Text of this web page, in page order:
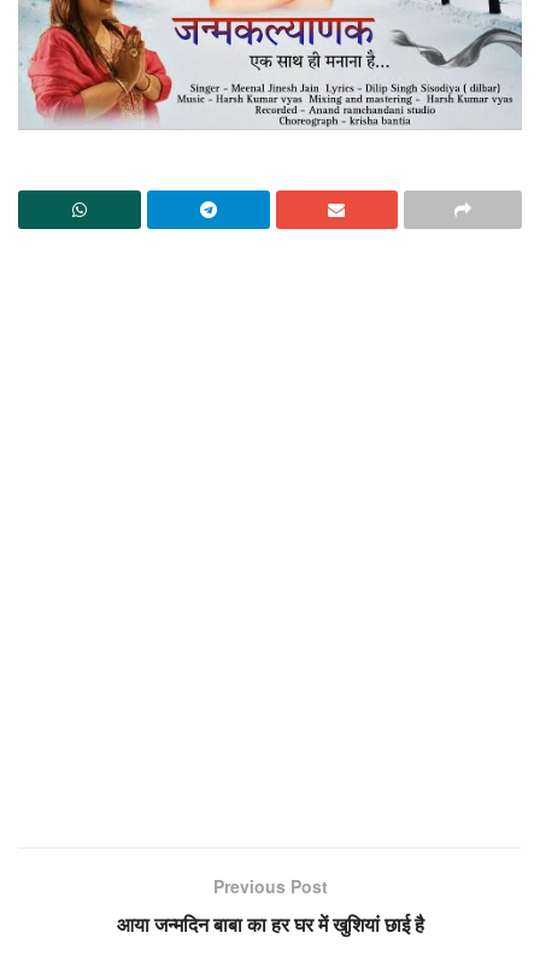
Previous Post
आया जन्मदिन बाबा का हर घर में खुशियां छाई है